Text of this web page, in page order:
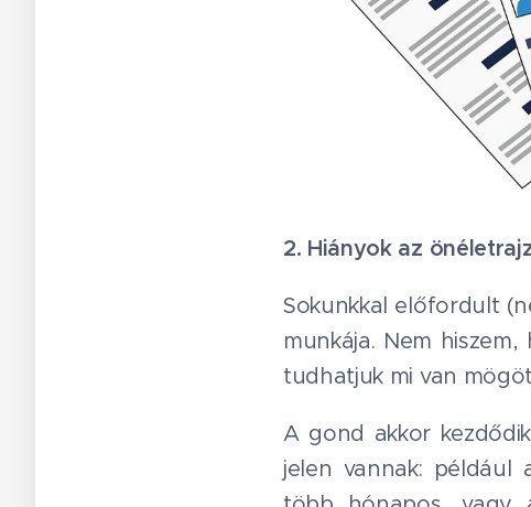
2. Hiányok az
Sokunkkal előfordult
munkája. Nem
tudhatjuk mi van
A gond akkor
jelen vannak: például